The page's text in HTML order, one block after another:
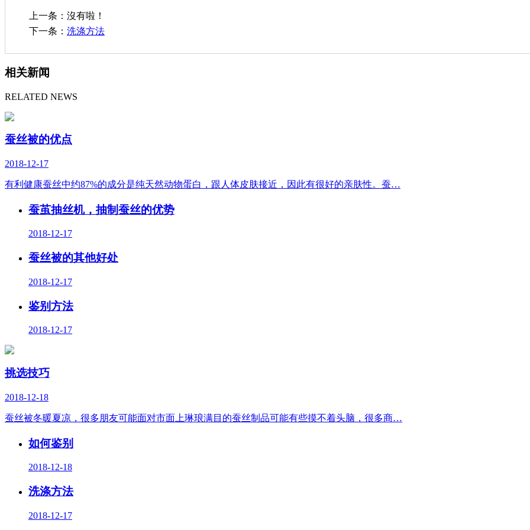
上一条：沒有啦！
下一条： 洗涤方法
相关新闻
RELATED NEWS
蚕丝被的优点
2018-12-17
有利健康蚕丝中约87%的成分是纯天然动物蛋白，跟人体皮肤接近，因此有很好的亲肤性。蚕…
蚕茧抽丝机，抽制蚕丝的优势
2018-12-17
蚕丝被的其他好处
2018-12-17
鉴别方法
2018-12-17
挑选技巧
2018-12-18
蚕丝被冬暖夏凉，很多朋友可能面对市面上琳琅满目的蚕丝制品可能有些摸不着头脑，很多商…
如何鉴别
2018-12-18
洗涤方法
2018-12-17